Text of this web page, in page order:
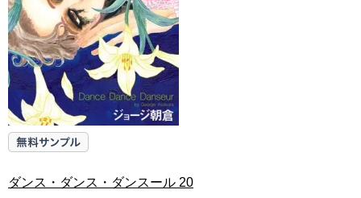
ダンス・ダンス・ダンスール 20